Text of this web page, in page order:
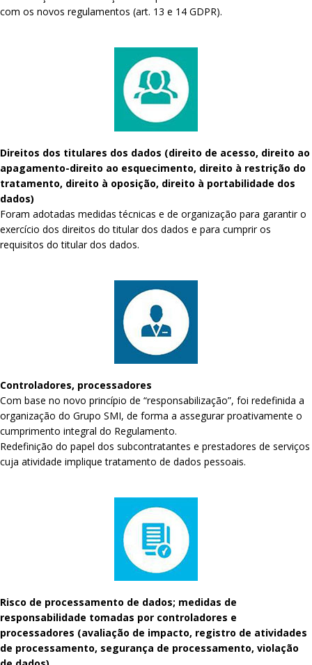
com os novos regulamentos (art. 13 e 14 GDPR).
Direitos dos titulares dos dados (direito de acesso, direito ao
apagamento-direito ao esquecimento, direito à restrição do
tratamento, direito à oposição, direito à portabilidade dos
dados)
Foram adotadas medidas técnicas e de organização para garantir o
exercício dos direitos do titular dos dados e para cumprir os
requisitos do titular dos dados.
Controladores, processadores
Com base no novo princípio de “responsabilização”, foi redefinida a
organização do Grupo SMI, de forma a assegurar proativamente o
cumprimento integral do Regulamento.
Redefinição do papel dos subcontratantes e prestadores de serviços
cuja atividade implique tratamento de dados pessoais.
Risco de processamento de dados; medidas de
responsabilidade tomadas por controladores e
processadores (avaliação de impacto, registro de atividades
de processamento, segurança de processamento, violação